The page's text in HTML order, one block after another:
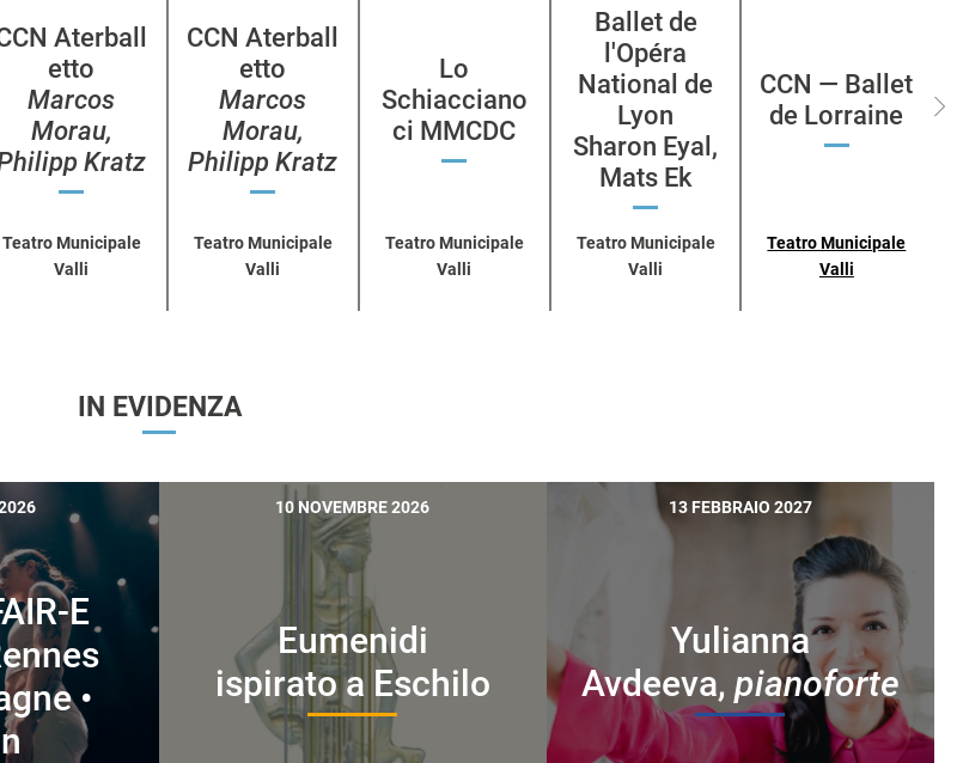
Aterball
etto
Marcos
Morau,
Kratz
Teatro Municipale
Valli
CCN Aterball
etto
Marcos
Morau,
Philipp Kratz
Teatro Municipale
Valli
Lo
Schiacciano
ci MMCDC
Teatro Municipale
Valli
Ballet de
l'Opéra
National de
Lyon
Sharon Eyal,
Mats Ek
Teatro Municipale
Valli
CCN — Ballet
de Lorraine
Teatro Municipale
Valli
IN EVIDENZA
E
•
10 NOVEMBRE 2026
Eumenidi
ispirato a Eschilo
13 FEBBRAIO 2027
Yulianna
Avdeeva, pianoforte